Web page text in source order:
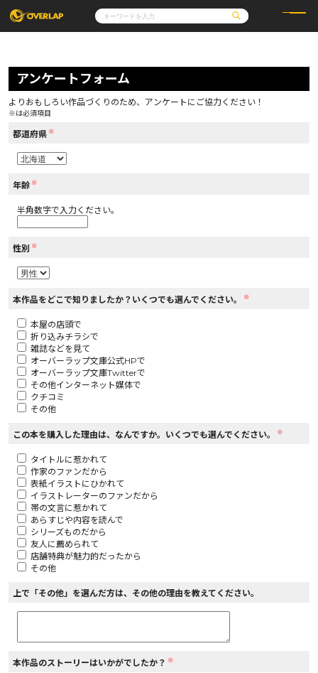
コミック
コミックガルド
コミッククリエ
LiQulle
ラブパルフェ
ライトノベル
ロサージュノベルス
その他
コミックエッセイ
通販・NEWS
OVERLAP STORE
アクセス
オーバーラップホールディングス
コミックパルフェ
アンケートフォーム
よりおもしろい作品づくりのため、アンケートにご協力ください！
※は必須項目
都道府県 ※
年齢 ※
半角数字で入力ください。
性別 ※
本作品をどこで知りましたか？いくつでも選んでください。 ※
本屋の店頭で
折り込みチラシで
雑誌などを見て
オーバーラップ文庫公式HPで
オーバーラップ文庫Twitterで
その他インターネット媒体で
クチコミ
その他
この本を購入した理由は、なんですか。いくつでも選んでください。 ※
タイトルに惹かれて
作家のファンだから
表紙イラストにひかれて
イラストレーターのファンだから
帯の文言に惹かれて
あらすじや内容を読んで
シリーズものだから
友人に薦められて
店舗特典が魅力的だったから
その他
上で「その他」を選んだ方は、その他の理由を教えてください。
本作品のストーリーはいかがでしたか？ ※